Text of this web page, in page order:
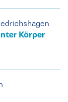
Körper